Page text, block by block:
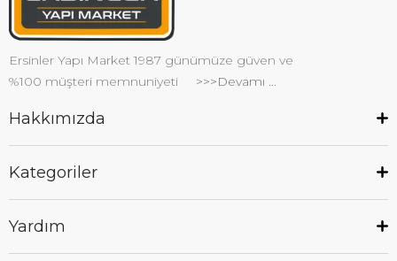
Ersinler Yapı Market 1987 günümüze güven ve
%100 müşteri memnuniyeti
>>>Devamı ...
Hakkımızda
Kategoriler
Yardım